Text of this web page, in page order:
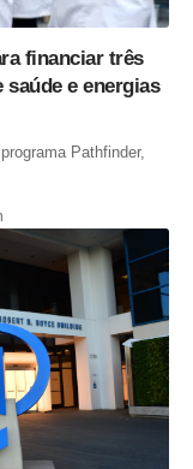
financiar três
e energias
Pathfinder,